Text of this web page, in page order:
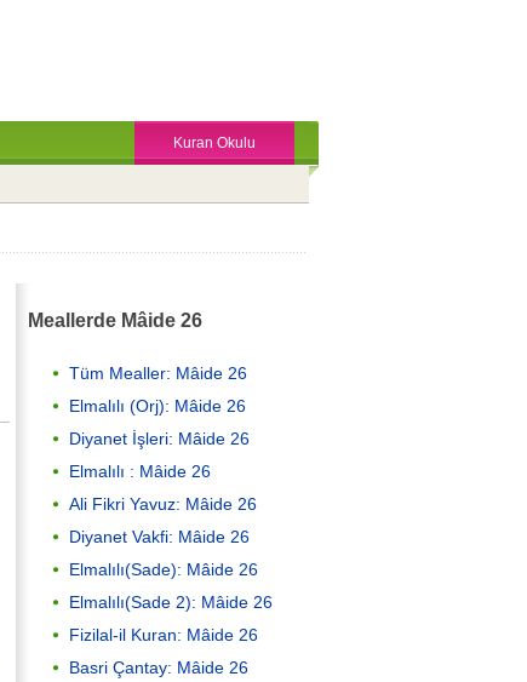
Kuran Okulu
Meallerde Mâide 26
Tüm Mealler: Mâide 26
Elmalılı (Orj): Mâide 26
Diyanet İşleri: Mâide 26
Elmalılı : Mâide 26
Ali Fikri Yavuz: Mâide 26
Diyanet Vakfi: Mâide 26
Elmalılı(Sade): Mâide 26
Elmalılı(Sade 2): Mâide 26
Fizilal-il Kuran: Mâide 26
Basri Çantay: Mâide 26